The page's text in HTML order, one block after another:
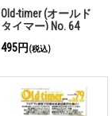
Old-timer (オールド
タイマー) No. 64
495円 (税込)